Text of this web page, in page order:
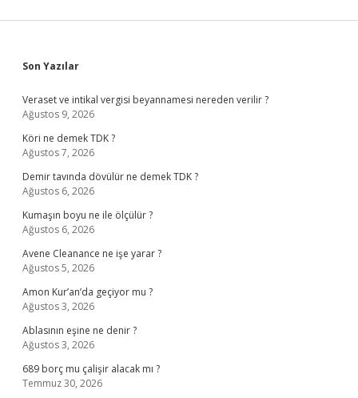
Sidebar
Son Yazılar
Veraset ve intikal vergisi beyannamesi nereden verilir ?
Ağustos 9, 2026
Köri ne demek TDK ?
Ağustos 7, 2026
Demir tavında dövülür ne demek TDK ?
Ağustos 6, 2026
Kumaşın boyu ne ile ölçülür ?
Ağustos 6, 2026
Avene Cleanance ne işe yarar ?
Ağustos 5, 2026
Amon Kur’an’da geçiyor mu ?
Ağustos 3, 2026
Ablasının eşine ne denir ?
Ağustos 3, 2026
689 borç mu çalişir alacak mı ?
Temmuz 30, 2026